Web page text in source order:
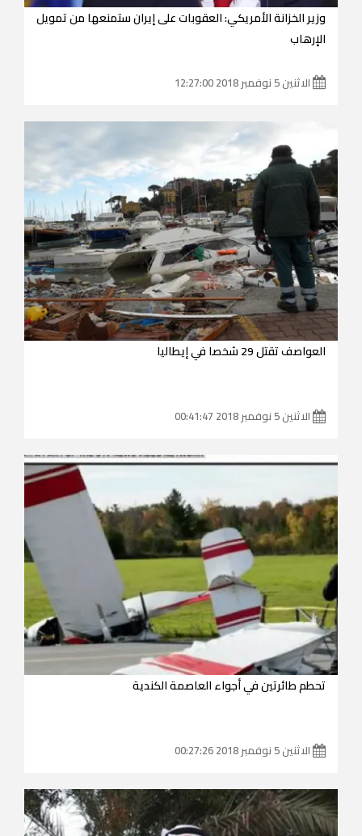
وزير الخزانة الأمريكي: العقوبات على إيران ستمنعها من تمويل
الإرهاب
الاثنين 5 نوفمبر 2018 12:27:00
العواصف تقتل 29 شخصا في إيطاليا
الاثنين 5 نوفمبر 2018 00:41:47
تحطم طائرتين في أجواء العاصمة الكندية
الاثنين 5 نوفمبر 2018 00:27:26